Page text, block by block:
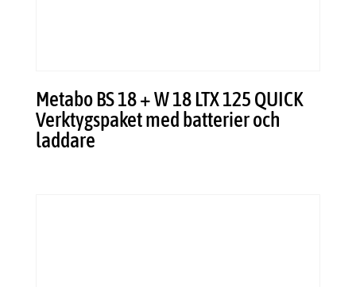
Metabo BS 18 + W 18 LTX 125 QUICK
Verktygspaket med batterier och
laddare